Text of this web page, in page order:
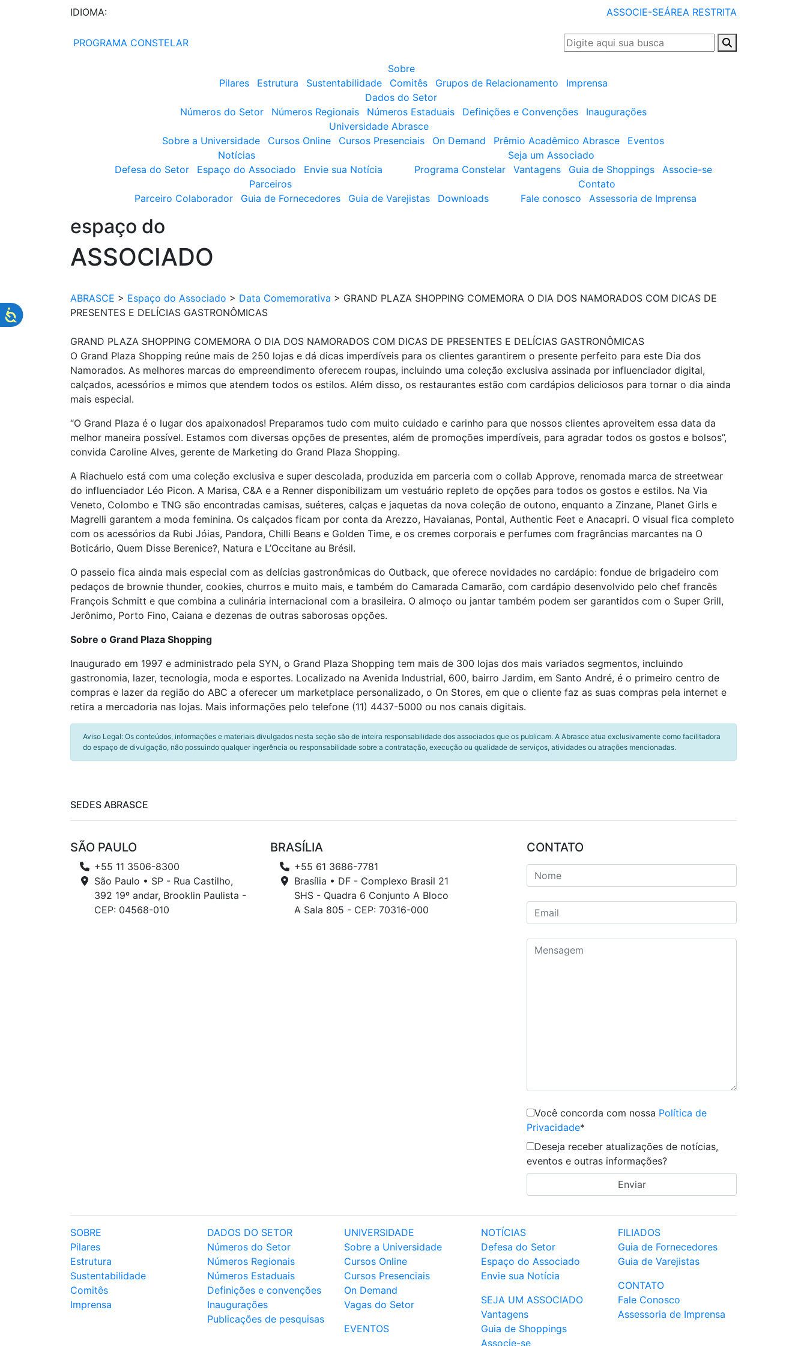
IDIOMA: ASSOCIE-SEÁREA RESTRITA
PROGRAMA CONSTELAR
Sobre
Pilares
Estrutura Sustentabilidade Comitês Grupos de Relacionamento
Imprensa
Dados do Setor
Números do Setor
Números Regionais Números Estaduais Definições e Convenções
Inaugurações
Universidade Abrasce
Sobre a Universidade
Cursos Online Cursos Presenciais On Demand Prêmio Acadêmico Abrasce
Eventos
Notícias
Defesa do Setor
Espaço do Associado Envie sua Notícia
Seja um Associado
Programa Constelar
Vantagens Guia de Shoppings
Associe-se
Parceiros
Parceiro Colaborador
Guia de Fornecedores Guia de Varejistas Downloads
Contato
Fale conosco
Assessoria de Imprensa
espaço do
ASSOCIADO
ABRASCE > Espaço do Associado > Data Comemorativa > GRAND PLAZA SHOPPING COMEMORA O DIA DOS NAMORADOS COM DICAS DE
PRESENTES E DELÍCIAS GASTRONÔMICAS
GRAND PLAZA SHOPPING COMEMORA O DIA DOS NAMORADOS COM DICAS DE PRESENTES E DELÍCIAS GASTRONÔMICAS
O Grand Plaza Shopping reúne mais de 250 lojas e dá dicas imperdíveis para os clientes garantirem o presente perfeito para este Dia dos
Namorados. As melhores marcas do empreendimento oferecem roupas, incluindo uma coleção exclusiva assinada por influenciador digital,
calçados, acessórios e mimos que atendem todos os estilos. Além disso, os restaurantes estão com cardápios deliciosos para tornar o dia ainda
mais especial.
“O Grand Plaza é o lugar dos apaixonados! Preparamos tudo com muito cuidado e carinho para que nossos clientes aproveitem essa data da
melhor maneira possível. Estamos com diversas opções de presentes, além de promoções imperdíveis, para agradar todos os gostos e bolsos”,
convida Caroline Alves, gerente de Marketing do Grand Plaza Shopping.
A Riachuelo está com uma coleção exclusiva e super descolada, produzida em parceria com o collab Approve, renomada marca de streetwear
do influenciador Léo Picon. A Marisa, C&A e a Renner disponibilizam um vestuário repleto de opções para todos os gostos e estilos. Na Via
Veneto, Colombo e TNG são encontradas camisas, suéteres, calças e jaquetas da nova coleção de outono, enquanto a Zinzane, Planet Girls e
Magrelli garantem a moda feminina. Os calçados ficam por conta da Arezzo, Havaianas, Pontal, Authentic Feet e Anacapri. O visual fica completo
com os acessórios da Rubi Jóias, Pandora, Chilli Beans e Golden Time, e os cremes corporais e perfumes com fragrâncias marcantes na O
Boticário, Quem Disse Berenice?, Natura e L’Occitane au Brésil.
O passeio fica ainda mais especial com as delícias gastronômicas do Outback, que oferece novidades no cardápio: fondue de brigadeiro com
pedaços de brownie thunder, cookies, churros e muito mais, e também do Camarada Camarão, com cardápio desenvolvido pelo chef francês
François Schmitt e que combina a culinária internacional com a brasileira. O almoço ou jantar também podem ser garantidos com o Super Grill,
Jerônimo, Porto Fino, Caiana e dezenas de outras saborosas opções.
Sobre o Grand Plaza Shopping
Inaugurado em 1997 e administrado pela SYN, o Grand Plaza Shopping tem mais de 300 lojas dos mais variados segmentos, incluindo
gastronomia, lazer, tecnologia, moda e esportes. Localizado na Avenida Industrial, 600, bairro Jardim, em Santo André, é o primeiro centro de
compras e lazer da região do ABC a oferecer um marketplace personalizado, o On Stores, em que o cliente faz as suas compras pela internet e
retira a mercadoria nas lojas. Mais informações pelo telefone (11) 4437-5000 ou nos canais digitais.
Aviso Legal: Os conteúdos, informações e materiais divulgados nesta seção são de inteira responsabilidade dos associados que os publicam. A Abrasce atua exclusivamente como facilitadora
do espaço de divulgação, não possuindo qualquer ingerência ou responsabilidade sobre a contratação, execução ou qualidade de serviços, atividades ou atrações mencionadas.
SEDES ABRASCE
SÃO PAULO
+55 11 3506-8300
São Paulo • SP - Rua Castilho,
392 19º andar, Brooklin Paulista -
CEP: 04568-010
BRASÍLIA
+55 61 3686-7781
Brasília • DF - Complexo Brasil 21
SHS - Quadra 6 Conjunto A Bloco
A Sala 805 - CEP: 70316-000
CONTATO
Você concorda com nossa Política de
Privacidade*
Deseja receber atualizações de notícias,
eventos e outras informações?
SOBRE
Pilares
Estrutura
Sustentabilidade
Comitês
Imprensa
DADOS DO SETOR
Números do Setor
Números Regionais
Números Estaduais
Definições e convenções
Inaugurações
Publicações de pesquisas
UNIVERSIDADE
Sobre a Universidade
Cursos Online
Cursos Presenciais
On Demand
Vagas do Setor
EVENTOS
NOTÍCIAS
Defesa do Setor
Espaço do Associado
Envie sua Notícia
SEJA UM ASSOCIADO
Vantagens
Guia de Shoppings
Associe-se
FILIADOS
Guia de Fornecedores
Guia de Varejistas
CONTATO
Fale Conosco
Assessoria de Imprensa